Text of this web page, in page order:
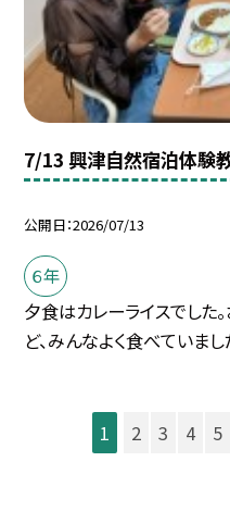
7/13 興津自然宿泊体験
公開日 2026/07/13
６年
夕食はカレーライスでした
ど、みんなよく食べていまし
1 2 3 4 5